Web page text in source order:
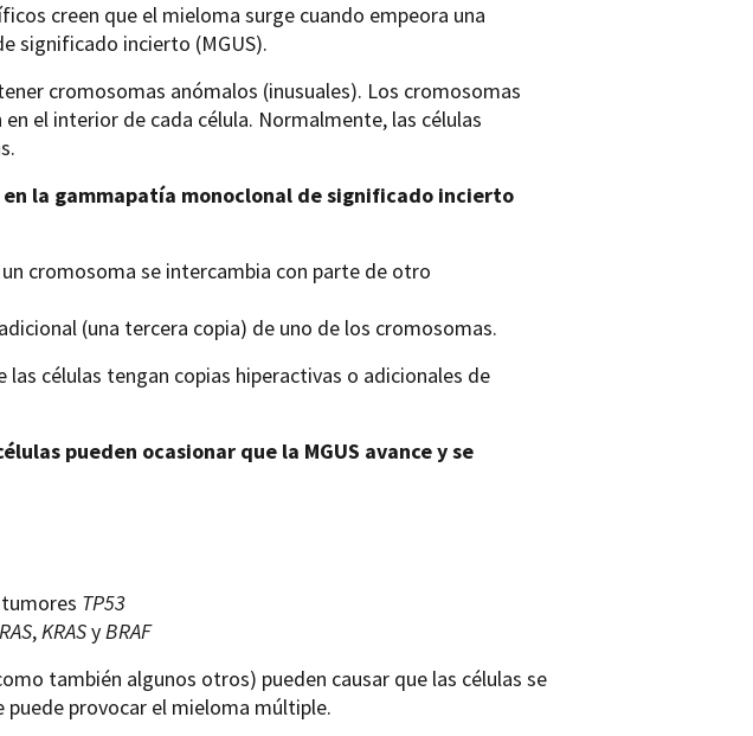
creen que el mieloma surge cuando empeora una
significado incierto (MGUS).
cromosomas anómalos (inusuales). Los cromosomas
el interior de cada célula. Normalmente, las células
en la gammapatía monoclonal de significado incierto
cromosoma se intercambia con parte de otro
(una tercera copia) de uno de los cromosomas.
células tengan copias hiperactivas o adicionales de
pueden ocasionar que la MGUS avance y se
TP53
,KRASyBRAF
también algunos otros) pueden causar que las células se
provocar el mieloma múltiple.